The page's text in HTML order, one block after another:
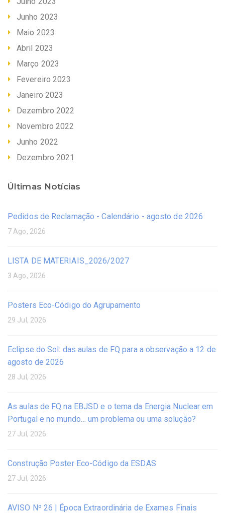
Junho 2023
Maio 2023
Abril 2023
Março 2023
Fevereiro 2023
Janeiro 2023
Dezembro 2022
Novembro 2022
Junho 2022
Dezembro 2021
Últimas Notícias
Pedidos de Reclamação - Calendário - agosto de 2026
7 Ago, 2026
LISTA DE MATERIAIS_2026/2027
3 Ago, 2026
Posters Eco-Código do Agrupamento
29 Jul, 2026
Eclipse do Sol: das aulas de FQ para a observação a 12 de
agosto de 2026
28 Jul, 2026
As aulas de FQ na EBJSD e o tema da Energia Nuclear em
Portugal e no mundo… um problema ou uma solução?
27 Jul, 2026
Construção Poster Eco-Código da ESDAS
27 Jul, 2026
AVISO Nº 26 | Época Extraordinária de Exames Finais